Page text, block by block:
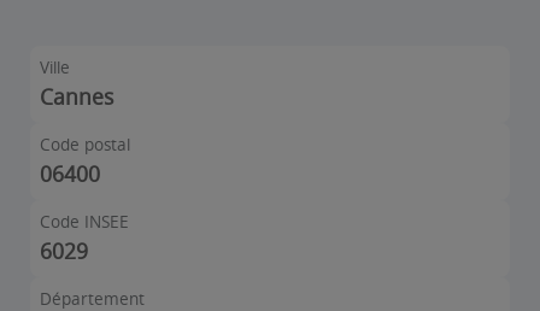
Ville
Cannes
Code postal
06400
Code INSEE
6029
Département